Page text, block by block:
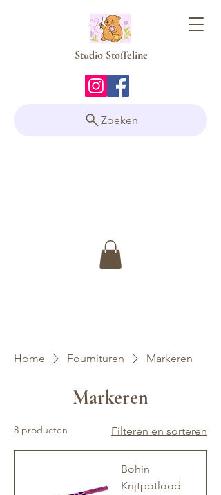
Studio Stoffeline
Zoeken
Home Fournituren Markeren
Markeren
8 producten Filteren en sorteren
Bohin
Krijtpotlood